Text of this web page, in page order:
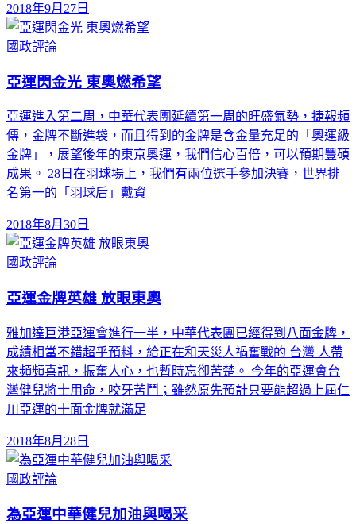
2018年9月27日
國政評論
亞運閃金光 東奧燃希望
亞運進入第二周，中華代表團延續第一周的旺盛氣勢，捷報頻
傳，金牌不斷進袋，而且得到的金牌是含金量充足的「奧運級
金牌」，展望後年的東京奧運，我們信心百倍，可以預期豐碩
成果。 28日在羽球場上，我們有兩位選手參加決賽，世界排
名第一的「羽球后」戴資
2018年8月30日
國政評論
亞運金牌英雄 放眼東奧
雅加達巨港亞運會進行一半，中華代表團已經得到八面金牌，
成績相當不錯超乎預料，給正在和天災人禍奮戰的 台灣 人帶
來頻頻喜訊，振奮人心，也暫時忘卻苦楚。 今年的亞運會台
灣健兒將士用命，咬牙苦鬥；雖然原先預計只要能超過上屆仁
川亞運的十面金牌就滿足
2018年8月28日
國政評論
為亞運中華健兒加油與喝采